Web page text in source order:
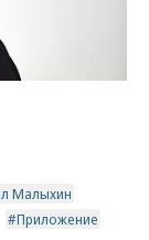
Малыхин
Приложение